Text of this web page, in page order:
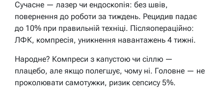
Сучасне — лазер чи ендоскопія: без швів,
повернення до роботи за тиждень. Рецидив падає
до 10% при правильній техніці. Післяопераційно:
ЛФК, компресія, уникнення навантажень 4 тижні.
Народне? Компреси з капустою чи сіллю —
плацебо, але якщо полегшує, чому ні. Головне — не
проколювати самотужки, ризик сепсису 5%.